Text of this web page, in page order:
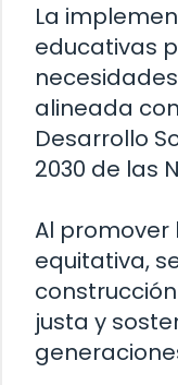
La
educativas
alineada
Desarrollo
2030 de las
Al promover
equitativa,
justa y